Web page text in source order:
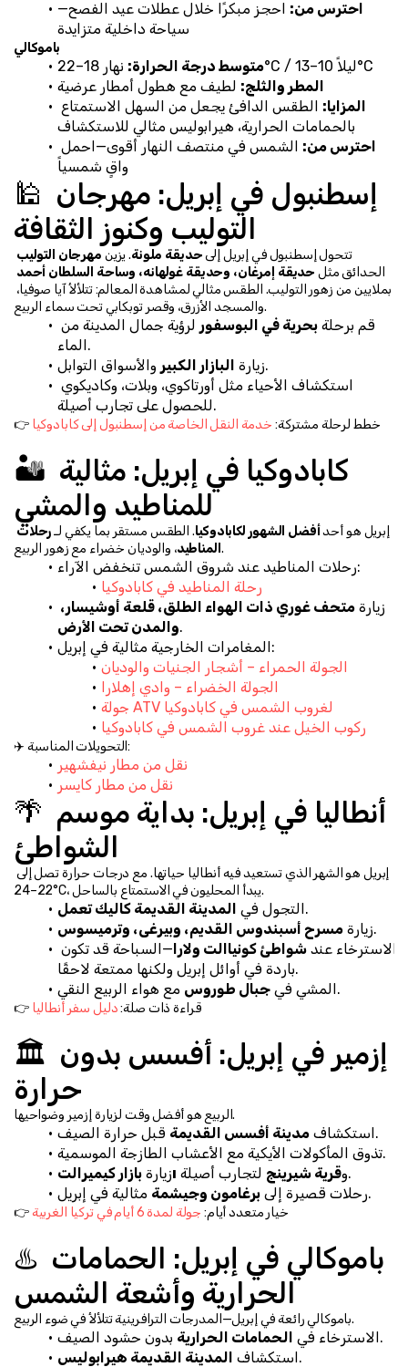
احترس من: احجز مبكرًا خلال عطلات عيد الفصح—
سياحة داخلية متزايدة
باموكالي
متوسط درجة الحرارة:
نهار 18–22°C / ليلاً 10–13°C
المطر والثلج: لطيف مع هطول أمطار عرضية
المزايا:
بالحمامات الحرارية، هيرابوليس مثالي للاستكشاف
احترس من:
واقٍ شمسياً
🕌 إسطنبول في إبريل: مهرجان
التوليب وكنوز الثقافة
تتحول إسطنبول في إبريل إلى حديقة ملونة. يزين مهرجان التوليب
الحدائق مثل حديقة إمرغان، وحديقة غولهانه، وساحة السلطان أحمد
والمسجد الأزرق، وقصر توبكابي تحت سماء الربيع.
قم برحلة بحرية في البوسفور
الماء.
زيارة البازار الكبير
والأسواق التوابل.
للحصول على تجارب أصيلة.
👉 خطط لرحلة مشتركة: خدمة النقل الخاصة من إسطنبول إلى كابادوكيا
🏜️ كابادوكيا في إبريل: مثالية
للمناطيد والمشي
إبريل هو أحد أفضل الشهور لكابادوكيا. الطقس مستقر بما يكفي لـ
المناطيد ، والوديان خضراء مع زهور الربيع.
رحلات المناطيد عند شروق الشمس تنخفض الآراء:
رحلة المناطيد في كابادوكيا
زيارة
والمدن تحت الأرض.
المغامرات الخارجية مثالية في إبريل:
الجولة الحمراء – أشجار الجنيات والوديان
الجولة الخضراء – وادي إهلارا
جولة ATV لغروب الشمس في كابادوكيا
ركوب الخيل عند غروب الشمس في كابادوكيا
✈️ التحويلات المناسبة:
نقل من مطار نيفشهير
نقل من مطار كايسر
🌴 أنطاليا في إبريل: بداية موسم
الشواطئ
22–24°C، يبدأ المحليون في الاستمتاع بالساحل.
التجول في المدينة القديمة كاليك تعمل
.
زيارة مسرح أسبندوس القديم، وبيرغى، وترميسوس
.
الاسترخاء عند شواطئ كونياالت ولارا
باردة في أوائل إبريل ولكنها ممتعة لاحقًا.
المشي في جبال طوروس مع هواء الربيع النقي.
👉 قراءة ذات صلة: دليل سفر أنطاليا
🏛️ إزمير في إبريل: أفسس بدون
حرارة
الربيع هو أفضل وقت لزيارة إزمير وضواحيها.
استكشاف مدينة أفسس القديمة
قبل حرارة الصيف.
تذوق المأكولات الأيكية مع الأعشاب الطازجة الموسمية.
زيارة بازار كيميرالتı وقرية شيرينج لتجارب أصيلة.
رحلات قصيرة إلى برغامون وجيشمة مثالية في إبريل.
👉 خيار متعدد أيام: جولة لمدة 6 أيام في تركيا الغربية
♨️ باموكالي في إبريل: الحمامات
الحرارية وأشعة الشمس
باموكالي رائعة في إبريل—المدرجات الترافرينية تتلألأ في ضوء الربيع.
الاسترخاء في الحمامات الحرارية
بدون حشود الصيف.
استكشاف المدينة القديمة هيرابوليس
.